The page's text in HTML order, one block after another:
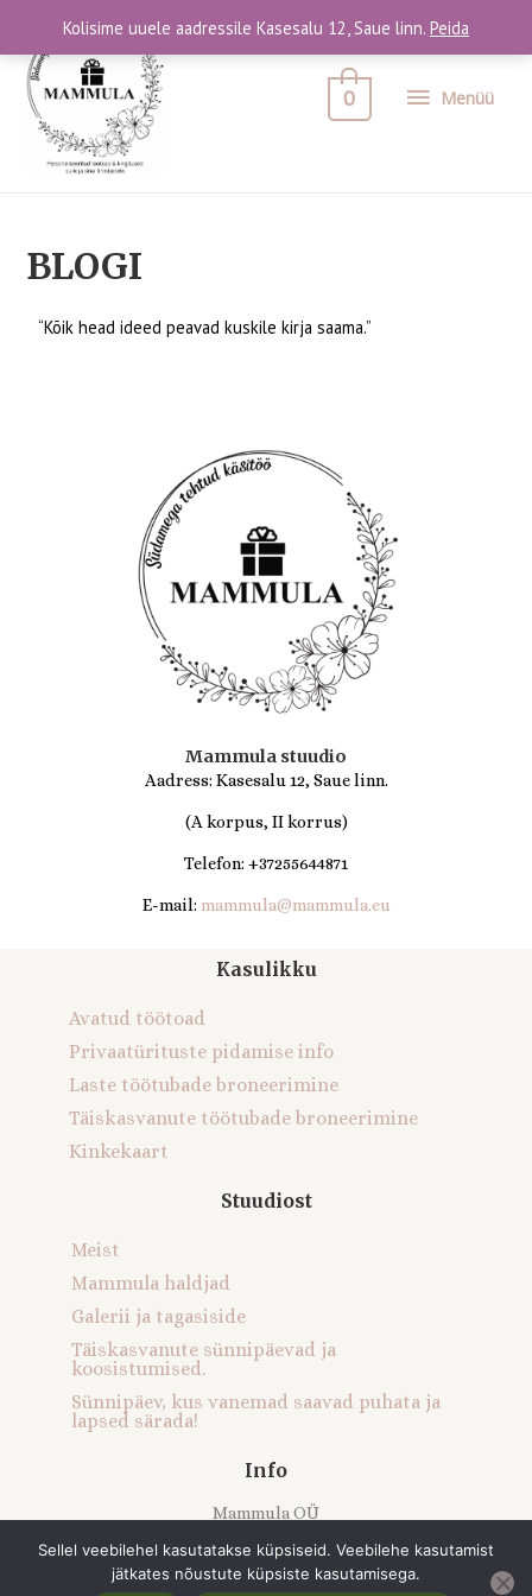
Kolisime uuele aadressile Kasesalu 12, Saue linn. Peida
Menüü
0
BLOGI
“Kõik head ideed peavad kuskile kirja saama.”
Mammula stuudio
Aadress: Kasesalu 12, Saue linn.
(A korpus, II korrus)
Telefon: +37255644871
E-mail: mammula@mammula.eu
Kasulikku
Avatud töötoad
Privaatürituste pidamise info
Laste töötubade broneerimine
Täiskasvanute töötubade broneerimine
Kinkekaart
Stuudiost
Meist
Mammula haldjad
Galerii ja tagasiside
Täiskasvanute sünnipäevad ja
koosistumised.
Sünnipäev, kus vanemad saavad puhata ja
lapsed särada!
Info
Mammula OÜ
Müügitingimused
Sellel veebilehel kasutatakse küpsiseid. Veebilehe kasutamist
jätkates nõustute küpsiste kasutamisega.